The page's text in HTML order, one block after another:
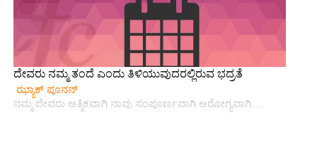
ದೇವರು ನಮ್ಮ ತಂದೆ ಎಂದು ತಿಳಿಯುವುದರಲ್ಲಿರುವ ಭದ್ರತೆ
ಝ್ಯಾಕ್ ಪೂನನ್
ನಮ್ಮ ದೇವರು ಆತ್ಮಿಕವಾಗಿ ನಾವು ಸಂಪೂರ್ಣವಾಗಿ ಆರೋಗ್ಯವಾಗಿ…